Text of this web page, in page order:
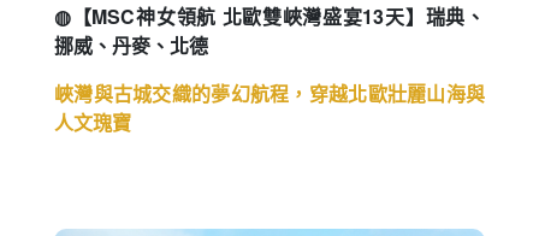
◍【MSC神女領航 北歐雙峽灣盛宴13天】瑞典、
挪威、丹麥、北德
峽灣與古城交織的夢幻航程，穿越北歐壯麗山海與
人文瑰寶